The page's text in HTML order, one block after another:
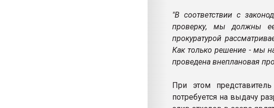
"В соответствии с
проверку, мы должны
прокуратурой
Как только решение - мы
проведена внеплановая
При этом
потребуется на выдачу